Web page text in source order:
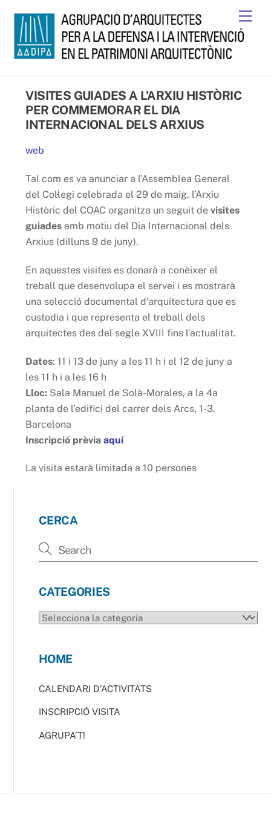
content
VISITES GUIADES A L’ARXIU HISTÒRIC
PER COMMEMORAR EL DIA
INTERNACIONAL DELS ARXIUS
web
Tal com es va anunciar a l’Assemblea General
del Col·legi celebrada el 29 de maig, l’Arxiu
Històric del COAC organitza un seguit devisites
guiades amb motiu del Dia Internacional dels
Arxius (dilluns 9 de juny).
En aquestes visites es donarà a conèixer el
treball que desenvolupa el servei i es mostrarà
una selecció documental d’arquitectura que es
custodia i que representa el treball dels
arquitectes des del segle XVIII fins l’actualitat.
Dates: 11 i 13 de juny a les 11 h i el 12 de juny a
les 11 h i a les 16 h
Lloc: Sala Manuel de Solà-Morales, a la 4a
planta de l’edifici del carrer dels Arcs, 1-3,
Barcelona
Inscripció prèviaaquí
La visita estarà limitada a 10 persones
CERCA
CATEGORIES
CATEGORIES
HOME
CALENDARI D’ACTIVITATS
INSCRIPCIÓ VISITA
AGRUPA’T!